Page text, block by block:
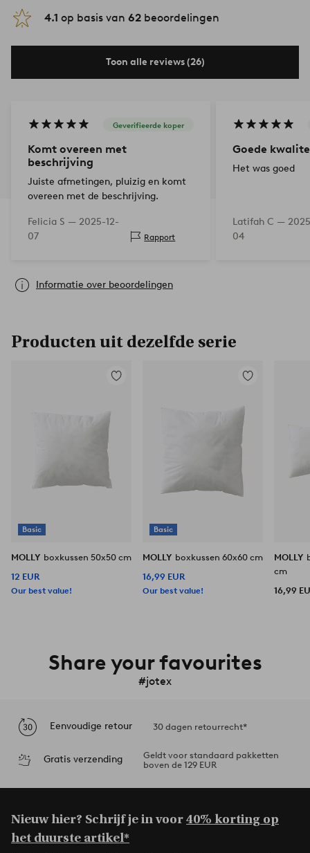
4.1 op basis van 62 beoordelingen
Toon alle reviews (26)
Geverifieerde koper
Komt overeen met
beschrijving
Juiste afmetingen, pluizig en komt
overeen met de beschrijving.
Felicia S — 2025-12-
07
Rapport
Goede
Het was goed
Latifah C —
04
Informatie over beoordelingen
Producten uit dezelfde serie
Basic
Toevoegen
MOLLY boxkussen 50x50 cm
12 EUR
Our best value!
Basic
Toevoegen
MOLLY boxkussen 60x60 cm
16,99 EUR
Our best value!
MOLLY
cm
16,99
Share your favourites
#jotex
Eenvoudige retour 30 dagen retourrecht*
Gratis verzending
Geldt voor standaard pakketten
boven de 129 EUR
Nieuw hier? Schrijf je in voor40% korting op
het duurste artikel*